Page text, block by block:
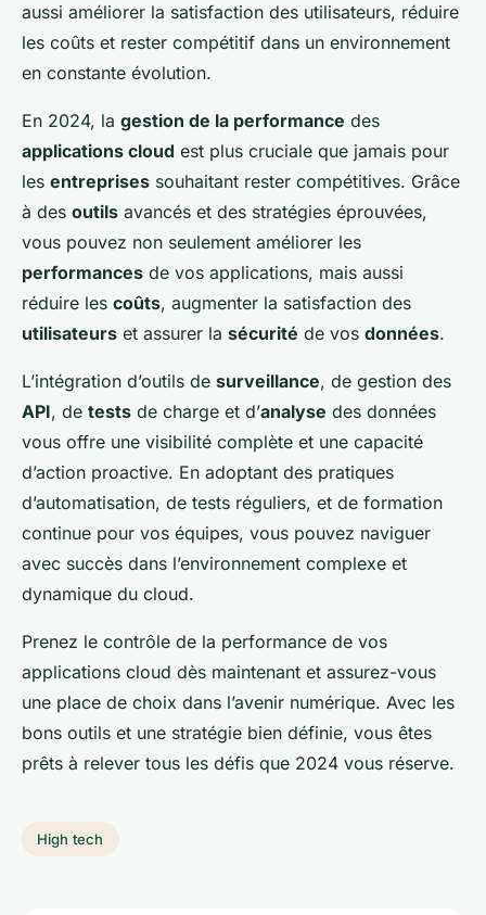
aussi améliorer la satisfaction des utilisateurs, réduire
les coûts et rester compétitif dans un environnement
en constante évolution.
En 2024, la gestion de la performance des
applications cloud est plus cruciale que jamais pour
les entreprises souhaitant rester compétitives. Grâce
à des outils avancés et des stratégies éprouvées,
vous pouvez non seulement améliorer les
performances de vos applications, mais aussi
réduire les coûts, augmenter la satisfaction des
utilisateurs et assurer la sécurité de vos données.
L’intégration d’outils de surveillance, de gestion des
API, de tests de charge et d’analyse des données
vous offre une visibilité complète et une capacité
d’action proactive. En adoptant des pratiques
d’automatisation, de tests réguliers, et de formation
continue pour vos équipes, vous pouvez naviguer
avec succès dans l’environnement complexe et
dynamique du cloud.
Prenez le contrôle de la performance de vos
applications cloud dès maintenant et assurez-vous
une place de choix dans l’avenir numérique. Avec les
bons outils et une stratégie bien définie, vous êtes
prêts à relever tous les défis que 2024 vous réserve.
High tech